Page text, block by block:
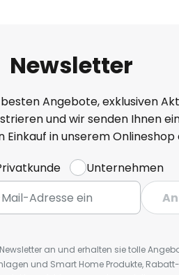
Newsletter
Angebote, exklusiven
und wir senden Ihnen
Einkauf in unserem
Unternehmen
an und erhalten sie tolle
und Smart Home Produkte,